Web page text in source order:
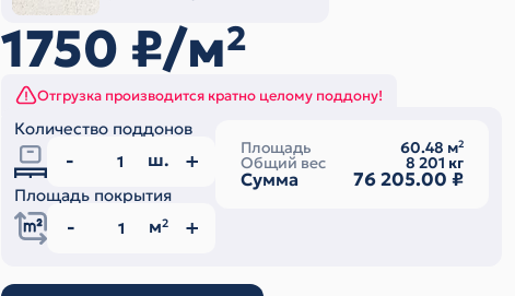
1750 ₽/м2
Отгрузка производится кратно целому поддону!
Количество поддонов
ш.
Площадь покрытия
м2
Площадь 60.48 м2
Общий вес 8 201 кг
Сумма 76 205.00 ₽